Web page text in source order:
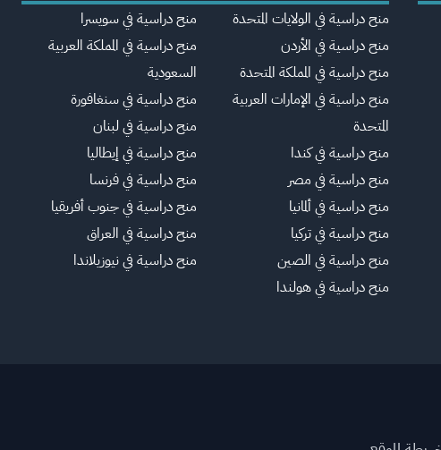
منح دراسية في الولايات المتحدة
منح دراسية في الأردن
منح دراسية في المملكة المتحدة
منح دراسية في الإمارات العربية
المتحدة
منح دراسية في كندا
منح دراسية في مصر
منح دراسية في ألمانيا
منح دراسية في تركيا
منح دراسية في الصين
منح دراسية في هولندا
منح دراسية في سويسرا
منح دراسية في المملكة العربية
السعودية
منح دراسية في سنغافورة
منح دراسية في لبنان
منح دراسية في إيطاليا
منح دراسية في فرنسا
منح دراسية في جنوب أفريقيا
منح دراسية في العراق
منح دراسية في نيوزيلاندا